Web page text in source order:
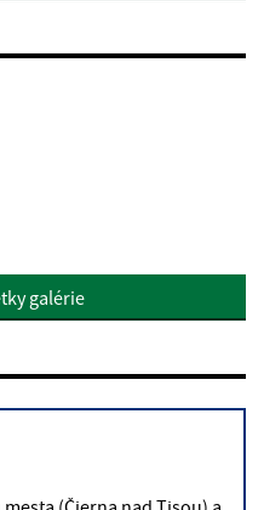
galérie